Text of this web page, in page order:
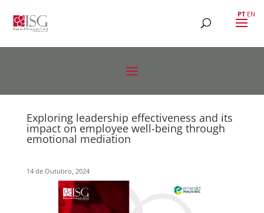
Exploring leadership effectiveness and its
impact on employee well-being through
emotional mediation
14 de Outubro, 2024
PT EN